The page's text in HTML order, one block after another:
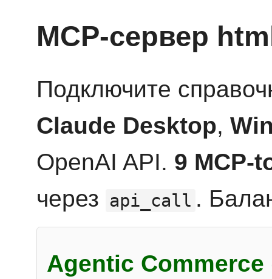
MCP-сервер
Подключите
Claude Desktop,
OpenAI API. 9 MCP-
через api_call .
Agentic Commerce